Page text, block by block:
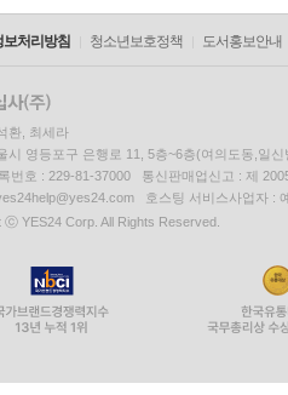
보처리방침 청소년보호정책 도서홍보안내
환, 최세라
시 영등포구 은행로 11, 5층~6층(여의도동,일신
번호 : 229-81-37000 통신판매업신고 : 제
호스팅 서비스사업자 :
ⓒ YES24 Corp. All Rights Reserved.